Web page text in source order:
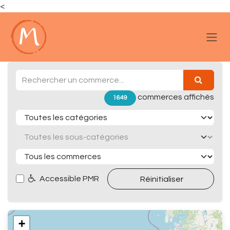
<
1649 commerces affichés
Accessible PMR Réinitialiser
+